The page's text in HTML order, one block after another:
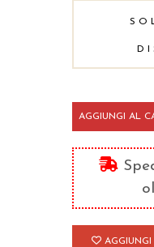
Libertà
quantità
AGGIUNGI AL
AGGIUNGI